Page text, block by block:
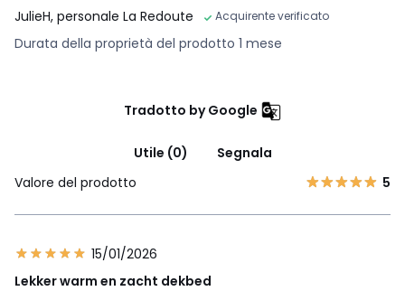
JulieH, personale La Redoute
Acquirente verificato
Durata della proprietà del prodotto 1 mese
Tradotto by Google
Utile (0)
Segnala
Valore del prodotto
5
15/01/2026
Lekker warm en zacht dekbed